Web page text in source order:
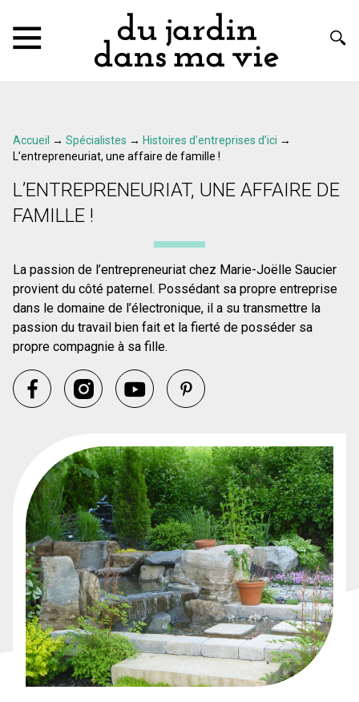
Accueil → Spécialistes → Histoires d’entreprises d’ici →
L’entrepreneuriat, une affaire de famille !
L’ENTREPRENEURIAT, UNE AFFAIRE DE
FAMILLE !
La passion de l’entrepreneuriat chez Marie-Joëlle Saucier
provient du côté paternel. Possédant sa propre entreprise
dans le domaine de l’électronique, il a su transmettre la
passion du travail bien fait et la fierté de posséder sa
propre compagnie à sa fille.